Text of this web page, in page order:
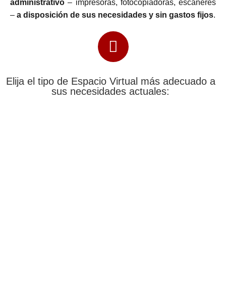
administrativo – impresoras, fotocopiadoras, escáneres
– a disposición de sus necesidades y sin gastos fijos.
Elija el tipo de Espacio Virtual más adecuado a
sus necesidades actuales: